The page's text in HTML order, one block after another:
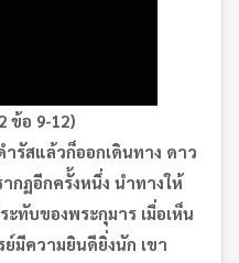
2 ข้อ 9-12)
ำรัสแล้วก็ออกเดินทาง ดาว
กฏอีกครั้งหนึ่ง นำทางให้
ทับของพระกุมาร เมื่อเห็น
ย์มีความยินดียิ่งนัก เขา